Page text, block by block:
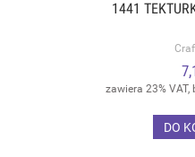
1441
zawiera 23%
DO